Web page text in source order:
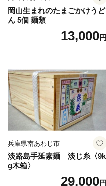
岡山生まれのたまごかけうど
ん 5個 麺類
13,000円
兵庫県南あわじ市
淡路島手延素麺 淡じ糸〈9k
g木箱〉
29,000円